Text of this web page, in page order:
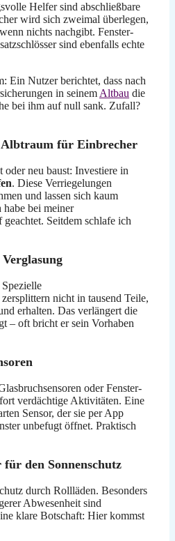
Helfer sind abschließbare
wird sich zweimal überlegen,
nichts nachgibt. Fenster-
sind ebenfalls echte
Ein Nutzer berichtet, dass nach
in seinem Altbau die
bei ihm auf null sank. Zufall?
für Einbrecher
oder neu baust: Investiere in
. Diese Verriegelungen
und lassen sich kaum
habe bei meiner
geachtet. Seitdem schlafe ich
nicht in tausend Teile,
erhalten. Das verlängert die
– oft bricht er sein Vorhaben
oder Fenster-
verdächtige Aktivitäten. Eine
Sensor, der sie per App
unbefugt öffnet. Praktisch
den Sonnenschutz
durch Rollläden. Besonders
Abwesenheit sind
klare Botschaft: Hier kommst